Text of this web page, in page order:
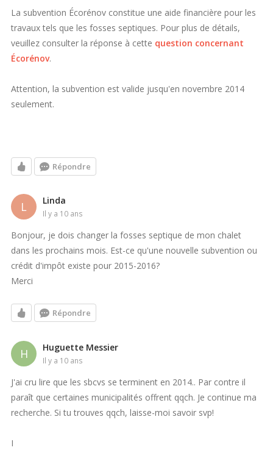
La subvention Écorénov constitue une aide financière pour les
travaux tels que les fosses septiques. Pour plus de détails,
veuillez consulter la réponse à cette question concernant
Écorénov.
Attention, la subvention est valide jusqu'en novembre 2014
seulement.
Répondre
L Linda
il y a 10 ans
Bonjour, je dois changer la fosses septique de mon chalet
dans les prochains mois. Est-ce qu'une nouvelle subvention ou
crédit d'impôt existe pour 2015-2016?
Merci
Répondre
H Huguette Messier
il y a 10 ans
J'ai cru lire que les sbcvs se terminent en 2014.. Par contre il
paraît que certaines municipalités offrent qqch. Je continue ma
recherche. Si tu trouves qqch, laisse-moi savoir svp!
I